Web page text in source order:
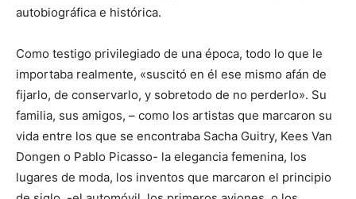
autobiográfica e histórica.
Como testigo privilegiado de una época, todo lo que le
importaba realmente, «suscitó en él ese mismo afán de
fijarlo, de conservarlo, y sobretodo de no perderlo». Su
familia, sus amigos, – como los artistas que marcaron su
vida entre los que se encontraba Sacha Guitry, Kees Van
Dongen o Pablo Picasso- la elegancia femenina, los
lugares de moda, los inventos que marcaron el principio